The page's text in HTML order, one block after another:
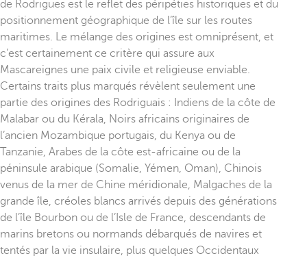
de Rodrigues est le reflet des péripéties historiques et du
positionnement géographique de l’île sur les routes
maritimes. Le mélange des origines est omniprésent, et
c’est certainement ce critère qui assure aux
Mascareignes une paix civile et religieuse enviable.
Certains traits plus marqués révèlent seulement une
partie des origines des Rodriguais : Indiens de la côte de
Malabar ou du Kérala, Noirs africains originaires de
l’ancien Mozambique portugais, du Kenya ou de
Tanzanie, Arabes de la côte est-africaine ou de la
péninsule arabique (Somalie, Yémen, Oman), Chinois
venus de la mer de Chine méridionale, Malgaches de la
grande île, créoles blancs arrivés depuis des générations
de l’île Bourbon ou de l’Isle de France, descendants de
marins bretons ou normands débarqués de navires et
tentés par la vie insulaire, plus quelques Occidentaux